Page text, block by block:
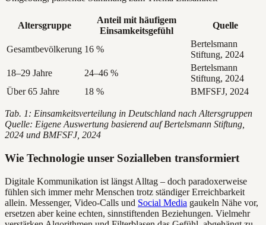
Altersgruppe
Anteil mit häufigem
Einsamkeitsgefühl
Quelle
Gesamtbevölkerung 16 %
Bertelsmann
Stiftung, 2024
18–29 Jahre
24–46 %
Bertelsmann
Stiftung, 2024
Über 65 Jahre
18 % BMFSFJ, 2024
Tab. 1: Einsamkeitsverteilung in Deutschland nach Altersgruppen
Quelle: Eigene Auswertung basierend auf Bertelsmann Stiftung,
2024 und BMFSFJ, 2024
Wie Technologie unser Sozialleben transformiert
Digitale Kommunikation ist längst Alltag – doch paradoxerweise
fühlen sich immer mehr Menschen trotz ständiger Erreichbarkeit
allein. Messenger, Video-Calls und Social Media gaukeln Nähe vor,
ersetzen aber keine echten, sinnstiftenden Beziehungen. Vielmehr